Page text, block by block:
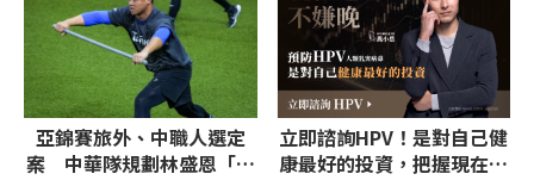
亞錦賽旅外、中職人選定
案 中華隊規劃林盛恩「二
立即諮詢HPV！是對自己健
康最好的投資，把握現在不